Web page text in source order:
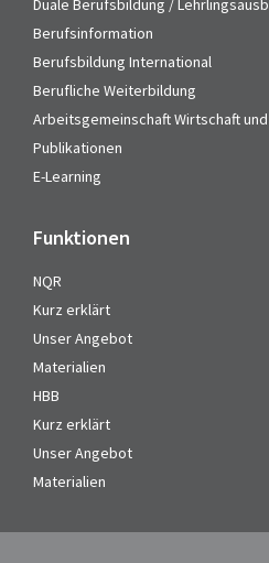
Duale Berufsbildung /
Berufsinformation
Berufsbildung International
Berufliche Weiterbildung
Arbeitsgemeinschaft Wirtschaft und
Publikationen
E-Learning
Funktionen
NQR
Kurz erklärt
Unser Angebot
Materialien
HBB
Kurz erklärt
Unser Angebot
Materialien